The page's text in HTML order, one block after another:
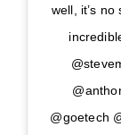
well, it’s
@goetech